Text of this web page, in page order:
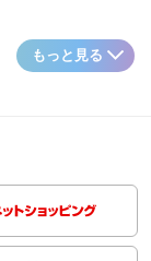
もっと見る